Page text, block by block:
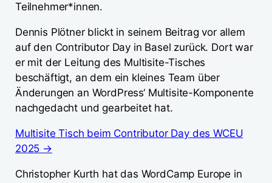
Teilnehmer*innen.
Dennis Plötner blickt in seinem Beitrag vor allem
auf den Contributor Day in Basel zurück. Dort war
er mit der Leitung des Multisite-Tisches
beschäftigt, an dem ein kleines Team über
Änderungen an WordPress‘ Multisite-Komponente
nachgedacht und gearbeitet hat.
Multisite Tisch beim Contributor Day des WCEU
2025 →
Christopher Kurth hat das WordCamp Europe in